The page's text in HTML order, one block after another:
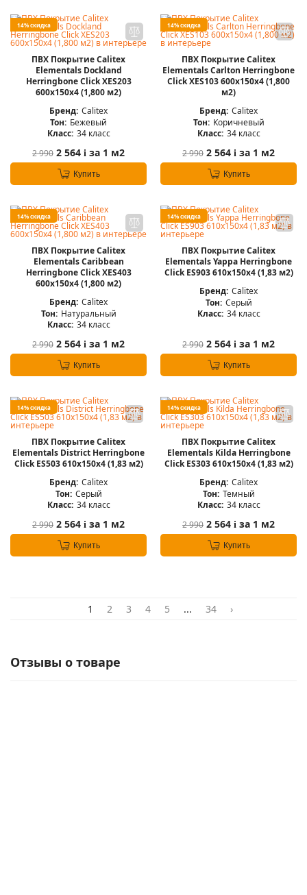
14% скидка
ПВХ Покрытие Calitex
Elementals Dockland
Herringbone Click XES203
600x150x4 (1,800 м2)
Бренд: Calitex
Тон: Бежевый
Класс: 34 класс
2 990 2 564 i за 1 м2
Купить
14% скидка
ПВХ Покрытие Calitex
Elementals Carlton Herringbone
Click XES103 600x150x4 (1,800
м2)
Бренд: Calitex
Тон: Коричневый
Класс: 34 класс
2 990 2 564 i за 1 м2
Купить
14% скидка
ПВХ Покрытие Calitex
Elementals Caribbean
Herringbone Click XES403
600x150x4 (1,800 м2)
Бренд: Calitex
Тон: Натуральный
Класс: 34 класс
2 990 2 564 i за 1 м2
Купить
14% скидка
ПВХ Покрытие Calitex
Elementals Yappa Herringbone
Click ES903 610x150x4 (1,83 м2)
Бренд: Calitex
Тон: Серый
Класс: 34 класс
2 990 2 564 i за 1 м2
Купить
14% скидка
ПВХ Покрытие Calitex
Elementals District Herringbone
Click ES503 610x150x4 (1,83 м2)
Бренд: Calitex
Тон: Серый
Класс: 34 класс
2 990 2 564 i за 1 м2
Купить
14% скидка
ПВХ Покрытие Calitex
Elementals Kilda Herringbone
Click ES303 610x150x4 (1,83 м2)
Бренд: Calitex
Тон: Темный
Класс: 34 класс
2 990 2 564 i за 1 м2
Купить
1 2 3 4 5 ... 34 ›
Отзывы о товаре